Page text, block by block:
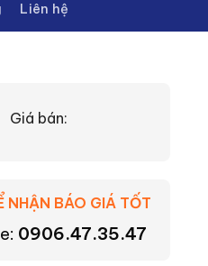
Liên hệ
Giá bán:
NHẬN BÁO GIÁ TỐT
0906.47.35.47